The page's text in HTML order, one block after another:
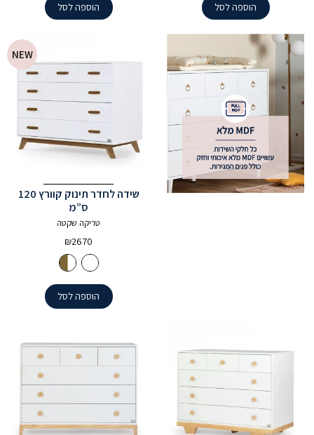
הוספה לסל הוספה לסל
NEW
שידה לחדר תינוק קוורץ 120
ס”מ
טריקה שקטה
₪2670
הוספה לסל